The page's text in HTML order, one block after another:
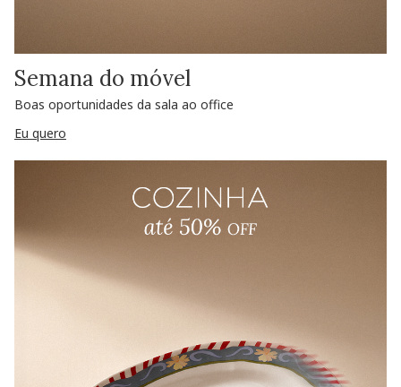
Semana do móvel
Boas oportunidades da sala ao office
Eu quero